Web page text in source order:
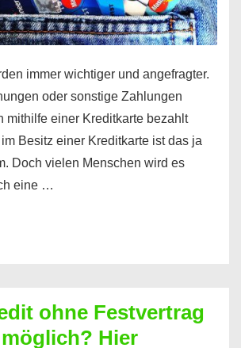
immer wichtiger und angefragter.
oder sonstige Zahlungen
mithilfe einer Kreditkarte bezahlt
Besitz einer Kreditkarte ist das ja
Doch vielen Menschen wird es
eine …
ohne Festvertrag
Hier